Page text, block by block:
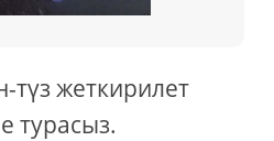
түз жеткирилет
турасыз.